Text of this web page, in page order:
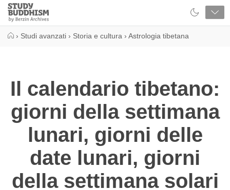
Close
Study
Buddhism
› Studi avanzati › Storia e cultura › Astrologia tibetana
Il calendario tibetano:
giorni della settimana
lunari, giorni delle
date lunari, giorni
della settimana solari